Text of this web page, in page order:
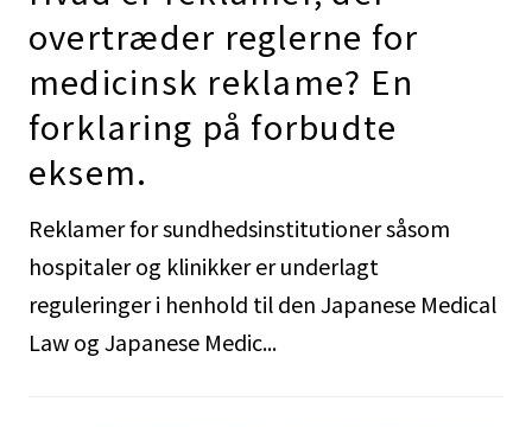
overtræder reglerne for
medicinsk reklame? En
forklaring på forbudte
eksem.
Reklamer for sundhedsinstitutioner såsom
hospitaler og klinikker er underlagt
reguleringer i henhold til den Japanese Medical
Law og Japanese Medic...